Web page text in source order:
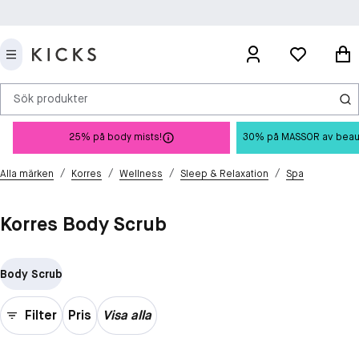
Sök produkter
25% på body mists! 30% på MASSOR av
Alla märken / Korres / Wellness / Sleep & Relaxation / Spa
Korres Body Scrub
Body Scrub
Filter Pris Visa alla